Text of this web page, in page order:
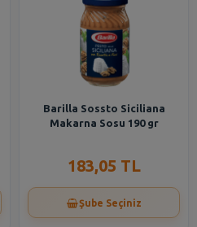
Barilla Sossto Siciliana
Makarna Sosu 190 gr
183,05 TL
Şube Seçiniz